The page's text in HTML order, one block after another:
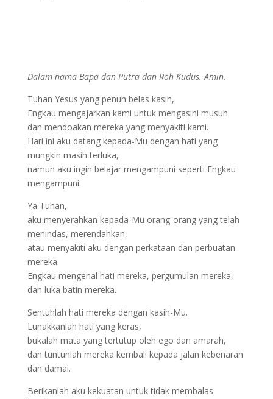
Dalam nama Bapa dan Putra dan Roh Kudus. Amin.
Tuhan Yesus yang penuh belas kasih,
Engkau mengajarkan kami untuk mengasihi musuh
dan mendoakan mereka yang menyakiti kami.
Hari ini aku datang kepada-Mu dengan hati yang
mungkin masih terluka,
namun aku ingin belajar mengampuni seperti Engkau
mengampuni.
Ya Tuhan,
aku menyerahkan kepada-Mu orang-orang yang telah
menindas, merendahkan,
atau menyakiti aku dengan perkataan dan perbuatan
mereka.
Engkau mengenal hati mereka, pergumulan mereka,
dan luka batin mereka.
Sentuhlah hati mereka dengan kasih-Mu.
Lunakkanlah hati yang keras,
bukalah mata yang tertutup oleh ego dan amarah,
dan tuntunlah mereka kembali kepada jalan kebenaran
dan damai.
Berikanlah aku kekuatan untuk tidak membalas